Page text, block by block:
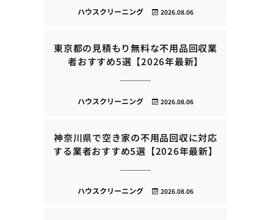
2026.08.06
ハウスクリーニング
東京都の見積もり無料な不用品回収業
者おすすめ5選【2026年最新】
2026.08.06
ハウスクリーニング
神奈川県で空き家の不用品回収に対応
する業者おすすめ5選【2026年最新】
2026.08.06
ハウスクリーニング